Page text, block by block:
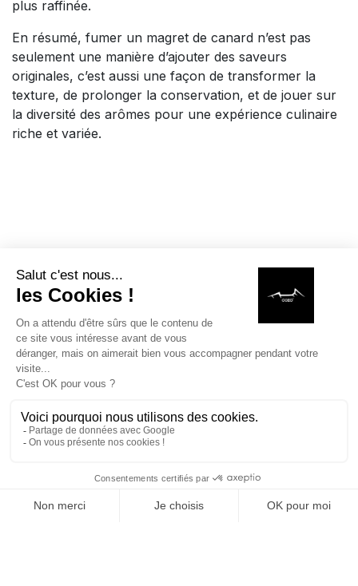
MAISON BOUTIQUE RECHERCHE LISTE DE SOUHAITS
plus raffinée.
En résumé, fumer un magret de canard n’est pas
seulement une manière d’ajouter des saveurs
originales, c’est aussi une façon de transformer la
texture, de prolonger la conservation, et de jouer sur
la diversité des arômes pour une expérience culinaire
riche et variée.